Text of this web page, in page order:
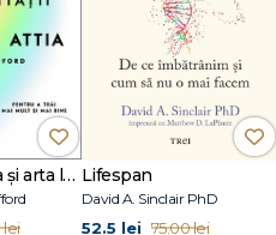
Outlive. Știința și arta longevității
lei
Lifespan
David A. Sinclair PhD
52.5 lei 75.00 lei